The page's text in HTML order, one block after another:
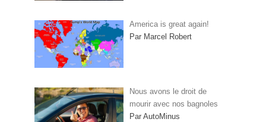
America is great again!
Par Marcel Robert
Nous avons le droit de
mourir avec nos bagnoles
Par AutoMinus